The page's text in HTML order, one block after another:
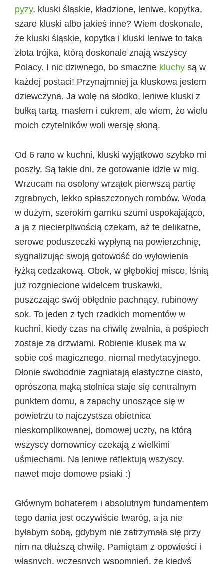
pyzy, kluski śląskie, kładzione, leniwe, kopytka,
szare kluski albo jakieś inne? Wiem doskonale,
że kluski śląskie, kopytka i kluski leniwe to taka
złota trójka, którą doskonale znają wszyscy
Polacy. I nic dziwnego, bo smaczne kluchy są w
każdej postaci! Przynajmniej ja kluskowa jestem
dziewczyna. Ja wolę na słodko, leniwe kluski z
bułką tartą, masłem i cukrem, ale wiem, że wielu
moich czytelników woli wersję słoną.
Od 6 rano w kuchni, kluski wyjątkowo szybko mi
poszły. Są takie dni, że gotowanie idzie w mig.
Wrzucam na osolony wrzątek pierwszą partię
zgrabnych, lekko spłaszczonych rombów. Woda
w dużym, szerokim garnku szumi uspokajająco,
a ja z niecierpliwością czekam, aż te delikatne,
serowe poduszeczki wypłyną na powierzchnię,
sygnalizując swoją gotowość do wyłowienia
łyżką cedzakową. Obok, w głębokiej misce, lśnią
już rozgniecione widelcem truskawki,
puszczając swój obłędnie pachnący, rubinowy
sok. To jeden z tych rzadkich momentów w
kuchni, kiedy czas na chwilę zwalnia, a pośpiech
zostaje za drzwiami. Robienie klusek ma w
sobie coś magicznego, niemal medytacyjnego.
Dłonie swobodnie zagniatają elastyczne ciasto,
oprószona mąką stolnica staje się centralnym
punktem domu, a zapachy unoszące się w
powietrzu to najczystsza obietnica
nieskomplikowanej, domowej uczty, na którą
wszyscy domownicy czekają z wielkimi
uśmiechami. Na leniwe reflektują wszyscy,
nawet moje domowe psiaki :)
Głównym bohaterem i absolutnym fundamentem
tego dania jest oczywiście twaróg, a ja nie
byłabym sobą, gdybym nie zatrzymała się przy
nim na dłuższą chwilę. Pamiętam z opowieści i
własnych, wczesnych wspomnień, że kiedyś